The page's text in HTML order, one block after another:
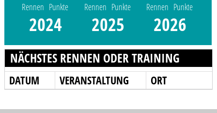
Rennen Punkte
2024
Rennen Punkte
2025
Rennen Punkte
2026
NÄCHSTES RENNEN ODER TRAINING
DATUM VERANSTALTUNG ORT